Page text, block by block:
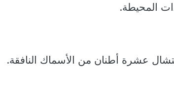
المحيطة.
عشرة أطنان من الأسماك النافقة.